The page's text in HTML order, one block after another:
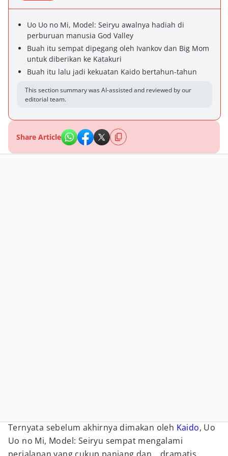
Uo Uo no Mi, Model: Seiryu awalnya hadiah di
perburuan manusia God Valley
Buah itu sempat dipegang oleh Ivankov dan Big Mom
untuk diberikan ke Katakuri
Buah itu lalu jadi kekuatan Kaido bertahun-tahun
This section summary was AI-assisted and reviewed by our
editorial team.
Share Article
Ternyata sebelum akhirnya dimakan oleh Kaido, Uo
Uo no Mi, Model: Seiryu sempat mengalami